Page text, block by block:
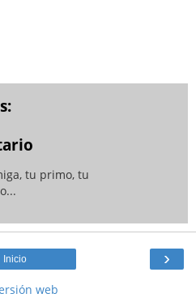
tu primo, tu
›
Inicio
web